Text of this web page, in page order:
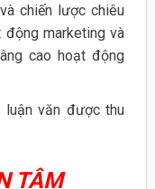
chiến lược chiêu
marketing và
cao hoạt động
văn được thu
TÂM